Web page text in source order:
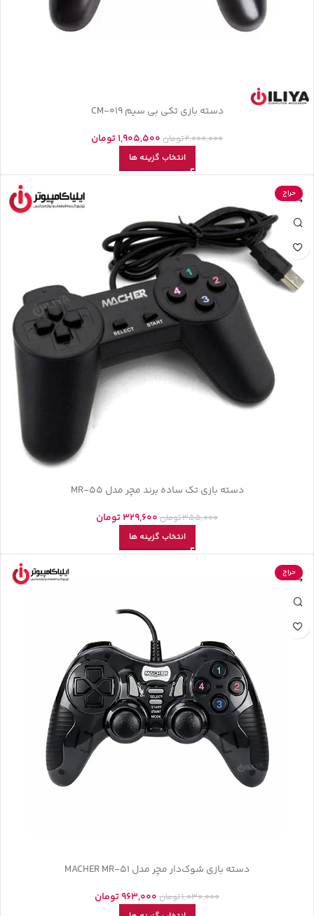
دسته بازی تکی بی سیم CM-019
2,000,000تومان 1,905,500تومان
انتخاب گزینه ها
حراج
دسته بازی تک ساده برند مچر مدل MR-55
355,000تومان 329,600تومان
انتخاب گزینه ها
حراج
دسته بازی شوک‌دار مچر مدل MACHER MR-51
1,030,000تومان 963,000تومان